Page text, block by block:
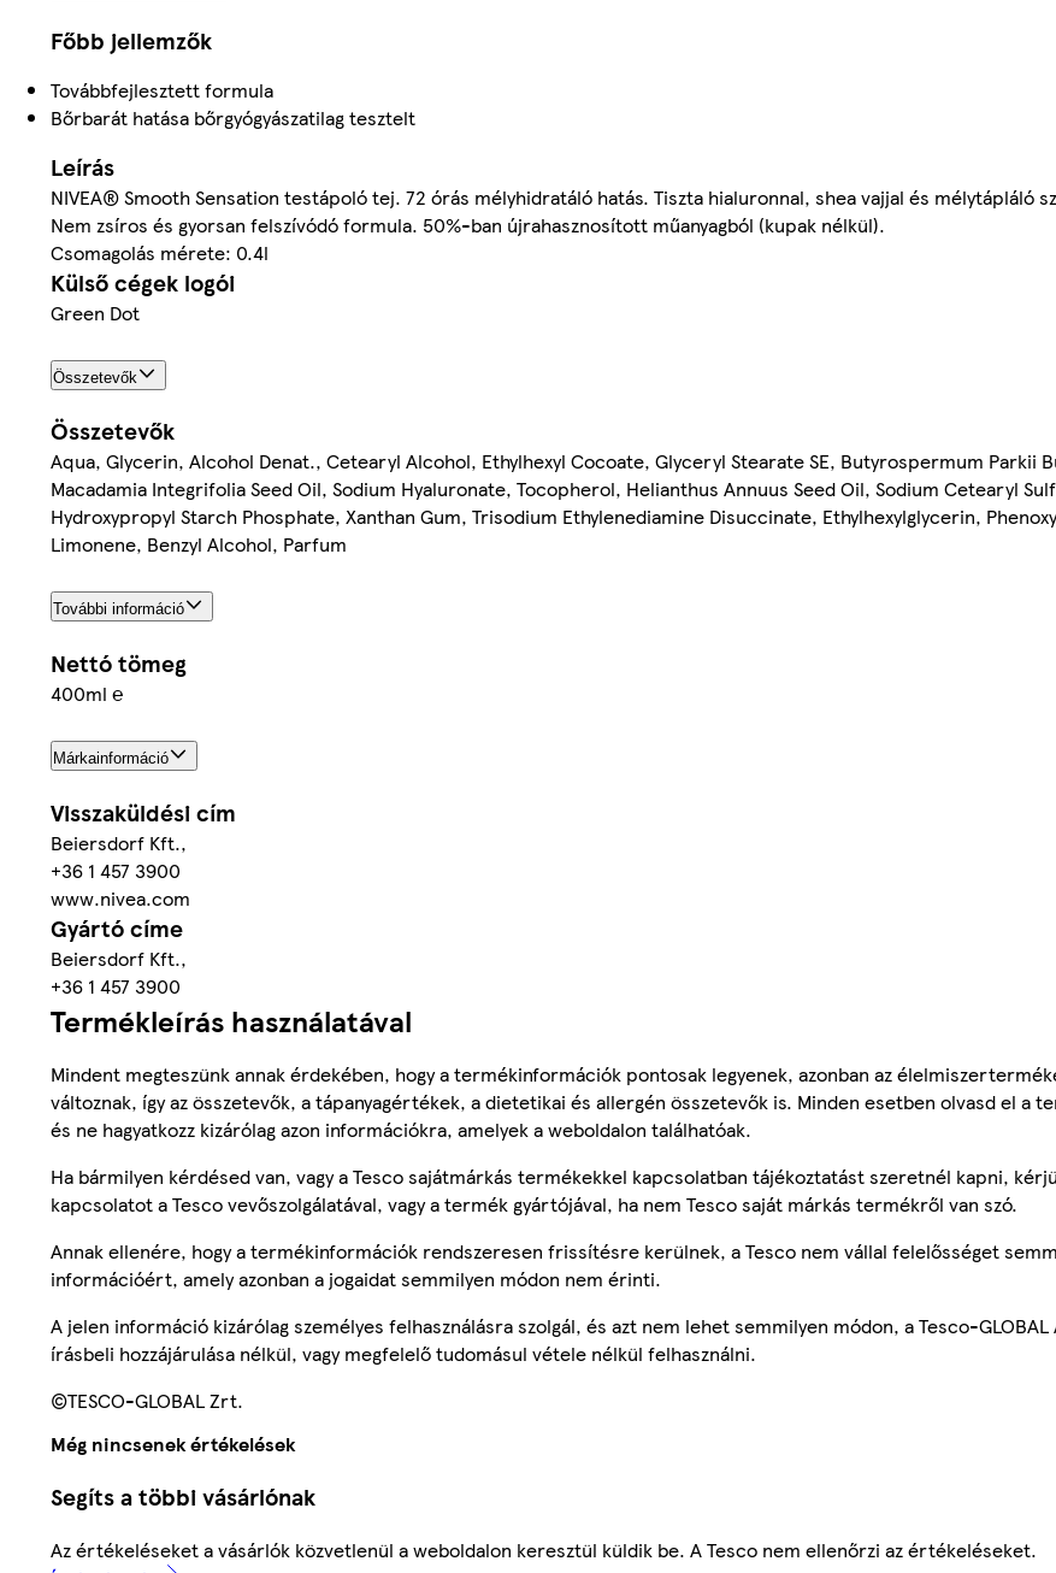
Főbb jellemzők
Továbbfejlesztett formula
Bőrbarát hatása bőrgyógyászatilag tesztelt
Leírás
NIVEA® Smooth Sensation testápoló tej. 72 órás mélyhidratáló hatás. Tiszta hialuronnal, shea vajjal és mélytápláló
Nem zsíros és gyorsan felszívódó formula. 50%-ban újrahasznosított műanyagból (kupak nélkül).
Csomagolás mérete: 0.4l
Külső cégek logói
Green Dot
Összetevők
Összetevők
Aqua, Glycerin, Alcohol Denat., Cetearyl Alcohol, Ethylhexyl Cocoate, Glyceryl Stearate SE, Butyrospermum Parkii
Macadamia Integrifolia Seed Oil, Sodium Hyaluronate, Tocopherol, Helianthus Annuus Seed Oil, Sodium Cetearyl
Hydroxypropyl Starch Phosphate, Xanthan Gum, Trisodium Ethylenediamine Disuccinate, Ethylhexylglycerin,
Limonene, Benzyl Alcohol, Parfum
További információ
Nettó tömeg
400ml ℮
Márkainformáció
Visszaküldési cím
Beiersdorf Kft.,
+36 1 457 3900
www.nivea.com
Gyártó címe
Beiersdorf Kft.,
+36 1 457 3900
Termékleírás használatával
Mindent megteszünk annak érdekében, hogy a termékinformációk pontosak legyenek, azonban az
változnak, így az összetevők, a tápanyagértékek, a dietetikai és allergén összetevők is. Minden esetben olvasd el a
és ne hagyatkozz kizárólag azon információkra, amelyek a weboldalon találhatóak.
Ha bármilyen kérdésed van, vagy a Tesco sajátmárkás termékekkel kapcsolatban tájékoztatást szeretnél kapni,
kapcsolatot a Tesco vevőszolgálatával, vagy a termék gyártójával, ha nem Tesco saját márkás termékről van szó.
Annak ellenére, hogy a termékinformációk rendszeresen frissítésre kerülnek, a Tesco nem vállal felelősséget
információért, amely azonban a jogaidat semmilyen módon nem érinti.
A jelen információ kizárólag személyes felhasználásra szolgál, és azt nem lehet semmilyen módon, a Tesco-
írásbeli hozzájárulása nélkül, vagy megfelelő tudomásul vétele nélkül felhasználni.
©TESCO-GLOBAL Zrt.
Még nincsenek értékelések
Segíts a többi vásárlónak
Az értékeléseket a vásárlók közvetlenül a weboldalon keresztül küldik be. A Tesco nem ellenőrzi az értékeléseket.